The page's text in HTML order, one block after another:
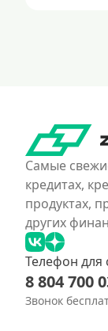
Самые
кредитах,
продуктах,
других
Телефон для
8 804 700
Звонок